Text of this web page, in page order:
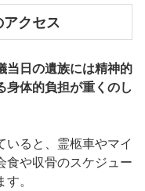
クセス
当日の遺族には精神的
身体的負担が重くのし
ると、霊柩車やマイ
食や収骨のスケジュー
。